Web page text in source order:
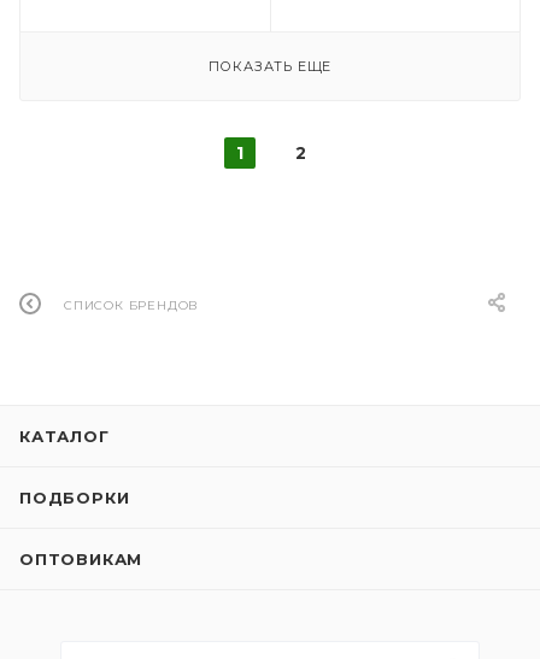
ПОКАЗАТЬ ЕЩЕ
1 2
СПИСОК БРЕНДОВ
КАТАЛОГ
ПОДБОРКИ
ОПТОВИКАМ